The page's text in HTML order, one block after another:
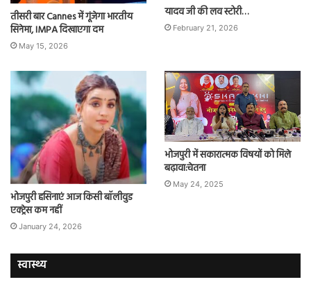
तीसरी बार Cannes में गूंजेगा भारतीय
सिनेमा, IMPA दिखाएगा दम
May 15, 2026
यादव जी की लव स्टोरी…
February 21, 2026
भोजपुरी हसिनाएं आज किसी बॉलीवुड
एक्ट्रेस कम नहीं
January 24, 2026
भोजपुरी में सकारात्मक विषयों को मिले
बढ़ावा:चेतना
May 24, 2025
स्वास्थ्य